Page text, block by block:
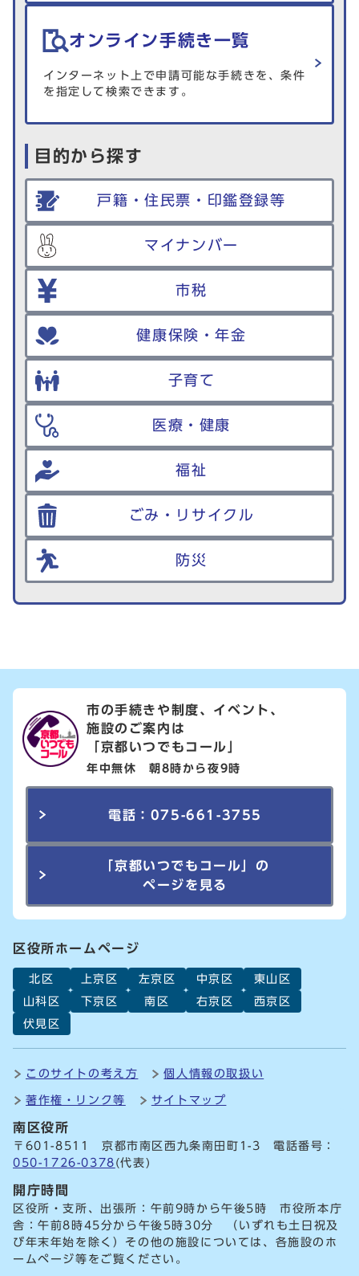
オンライン手続き一覧
インターネット上で申請可能な手続きを、条件
を指定して検索できます。
目的から探す
戸籍・住民票・印鑑登録等
マイナンバー
市税
健康保険・年金
子育て
医療・健康
福祉
ごみ・リサイクル
防災
市の手続きや制度、イベント、
施設のご案内は
「京都いつでもコール」
年中無休 朝8時から夜9時
電話：075-661-3755
「京都いつでもコール」の
ページを見る
区役所ホームページ
北区 上京区 左京区 中京区
東山区
山科区
下京区 南区 右京区
西京区
伏見区
このサイトの考え方 個人情報の取扱い
著作権・リンク等 サイトマップ
南区役所
〒601-8511 京都市南区西九条南田町1-3 電話番号：
050-1726-0378 (代表)
開庁時間
区役所・支所、出張所：午前9時から午後5時 市役所本庁
舎：午前8時45分から午後5時30分 （いずれも土日祝及
び年末年始を除く）その他の施設については、各施設のホ
ームページ等をご覧ください。